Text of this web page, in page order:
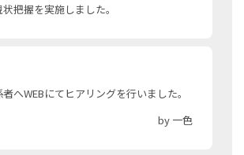
把握を実施しました。
へWEBにてヒアリングを行いました。
by 一色